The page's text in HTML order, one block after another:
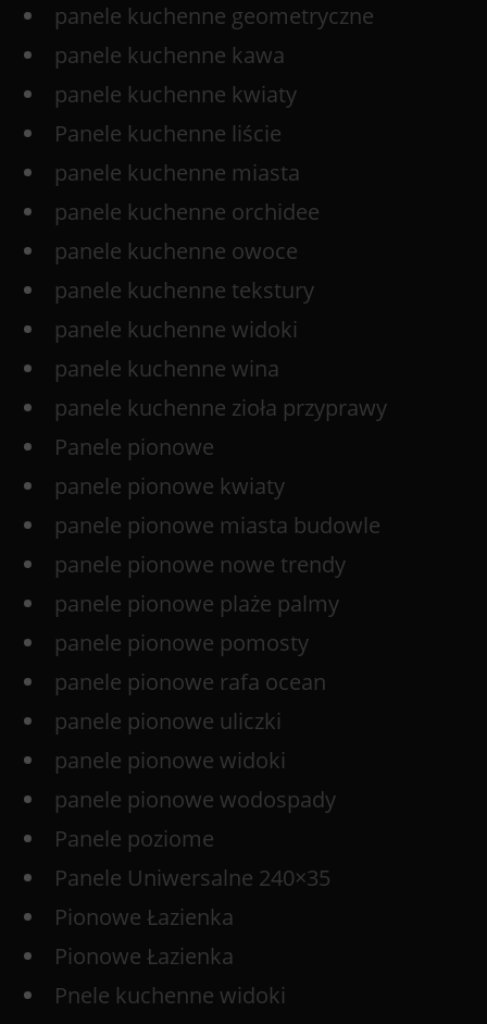
panele kuchenne geometryczne
panele kuchenne kawa
panele kuchenne kwiaty
Panele kuchenne liście
panele kuchenne miasta
panele kuchenne orchidee
panele kuchenne owoce
panele kuchenne tekstury
panele kuchenne widoki
panele kuchenne wina
panele kuchenne zioła przyprawy
Panele pionowe
panele pionowe kwiaty
panele pionowe miasta budowle
panele pionowe nowe trendy
panele pionowe plaże palmy
panele pionowe pomosty
panele pionowe rafa ocean
panele pionowe uliczki
panele pionowe widoki
panele pionowe wodospady
Panele poziome
Panele Uniwersalne 240×35
Pionowe Łazienka
Pionowe Łazienka
Pnele kuchenne widoki